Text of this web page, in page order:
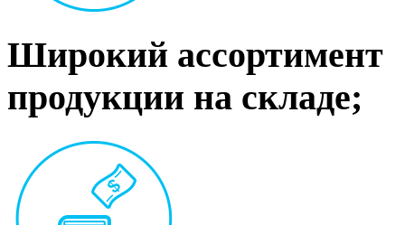
Широкий ассортимент
продукции на складе;